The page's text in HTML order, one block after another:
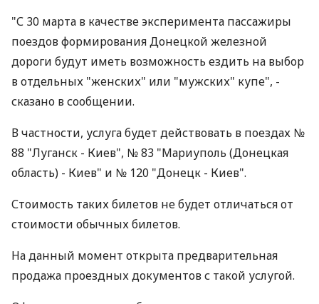
"С 30 марта в качестве эксперимента пассажиры
поездов формирования Донецкой железной
дороги будут иметь возможность ездить на выбор
в отдельных "женских" или "мужских" купе", -
сказано в сообщении.
В частности, услуга будет действовать в поездах №
88 "Луганск - Киев", № 83 "Мариуполь (Донецкая
область) - Киев" и № 120 "Донецк - Киев".
Стоимость таких билетов не будет отличаться от
стоимости обычных билетов.
На данный момент открыта предварительная
продажа проездных документов с такой услугой.